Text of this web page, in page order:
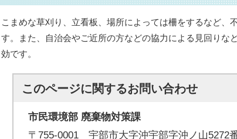
こまめな草刈り、立看板、場所によっては柵をするなど、
す。また、自治会やご近所の方などの協力による見回りな
効です。
このページに関するお問い合わせ
市民環境部 廃棄物対策課
〒755-0001 宇部市大字沖宇部字沖ノ山5272